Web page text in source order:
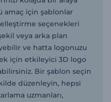
için şablonlar
seçenekleri
veya arka plan
ve hatta logonuzu
için etkileyici 3D logo
Bir şablon seçin
düzenleyin, hepsi
uzmanları,